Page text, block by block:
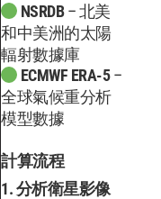
NSRDB– 北美
和中美洲的太陽
輻射數據庫
ECMWF ERA-5–
全球氣候重分析
模型數據
計算流程
1. 分析衛星影像